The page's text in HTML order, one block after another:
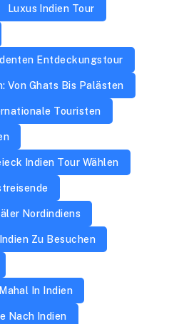
Luxus Indien Tour
Entdeckungstour
Von Ghats Bis Palästen
Touristen
Indien Tour Wählen
Nordindiens
Zu Besuchen
In Indien
Nach Indien